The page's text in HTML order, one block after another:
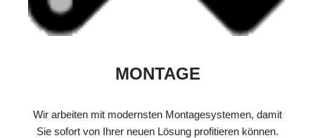
MONTAGE
Wir arbeiten mit modernsten Montagesystemen, damit
Sie sofort von Ihrer neuen Lösung profitieren können.